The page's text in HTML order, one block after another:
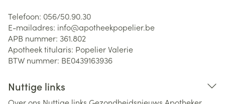
Telefoon: 056/50.90.30
E-mailadres: info@apotheekpopelier.be
APB nummer: 361.802
Apotheek titularis: Popelier Valerie
BTW nummer: BE0439163936
Nuttige links